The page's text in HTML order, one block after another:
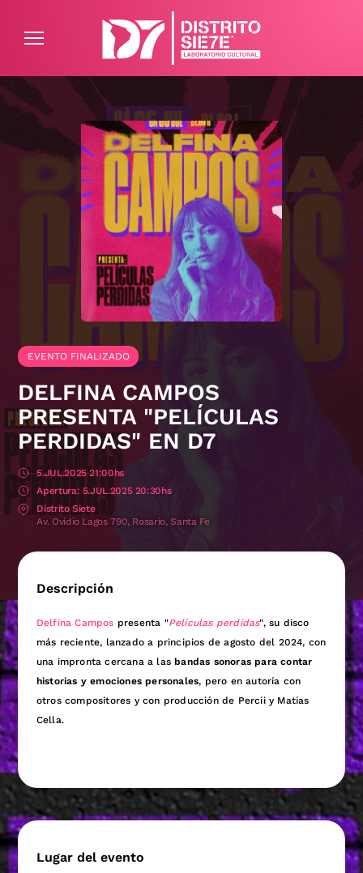
ATENCIÓN AL CLIENTE
PREGUNTAS FRECUENTES
EVENTO FINALIZADO
DELFINA CAMPOS
PRESENTA "PELÍCULAS
PERDIDAS" EN D7
5.JUL.2025 21:00hs
5.JUL.2025 20:30hs
Distrito Siete
Av. Ovidio Lagos 790, Rosario, Santa Fe
Descripción
Delfina Campos presenta "Películas perdidas", su disco
más reciente, lanzado a principios de agosto del 2024, con
una impronta cercana a las bandas sonoras para contar
historias y emociones personales, pero en autoría con
otros compositores y con producción de Percii y Matías
Cella.
Lugar del evento